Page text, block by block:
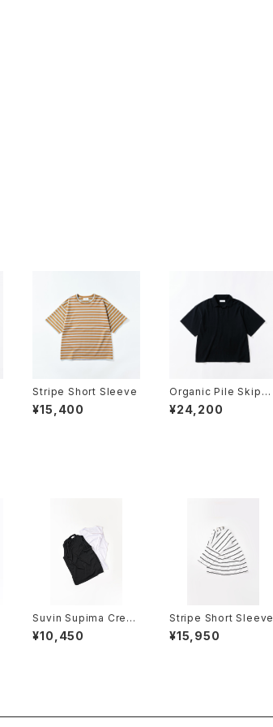
Stripe Short Sleeve
¥15,400
Organic Pile Skippe
r¥24,200
Suvin Supima Crew
Neck No Sleeve
¥10,450
Stripe Short Sleeve
¥15,950